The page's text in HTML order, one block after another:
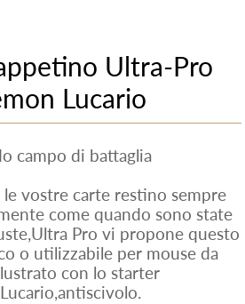
Ultra-Pro
Lucario
campo di battaglia
vostre carte restino sempre
come quando sono state
Pro vi propone questo
o utilizzabile per mouse da
con lo starter